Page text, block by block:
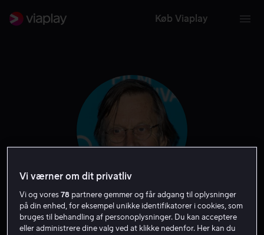
Køb Viaplay
Bruce Spence
Vi værner om dit privatliv
Vi og vores78 partnere gemmer og får adgang til oplysninger
på din enhed, for eksempel unikke identifikatorer i cookies, som
bruges til behandling af personoplysninger. Du kan acceptere
eller administrere dine valg ved at klikke nedenfor. Her kan du